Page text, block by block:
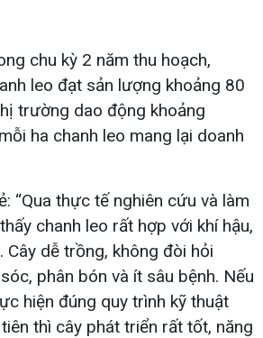
chu kỳ 2 năm thu hoạch,
leo đạt sản lượng khoảng 80
trường dao động khoảng
ha chanh leo mang lại doanh
“Qua thực tế nghiên cứu và làm
chanh leo rất hợp với khí hậu,
Cây dễ trồng, không đòi hỏi
phân bón và ít sâu bệnh. Nếu
hiện đúng quy trình kỹ thuật
thì cây phát triển rất tốt, năng